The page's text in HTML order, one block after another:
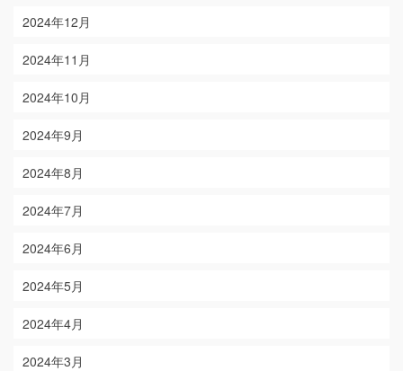
2024年12月
2024年11月
2024年10月
2024年9月
2024年8月
2024年7月
2024年6月
2024年5月
2024年4月
2024年3月